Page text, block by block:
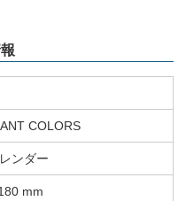
COLORS
ンダー
mm